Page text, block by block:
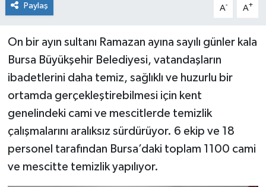
Paylaş A- A+
On bir ayın sultanı Ramazan ayına sayılı günler kala
Bursa Büyükşehir Belediyesi, vatandaşların
ibadetlerini daha temiz, sağlıklı ve huzurlu bir
ortamda gerçekleştirebilmesi için kent
genelindeki cami ve mescitlerde temizlik
çalışmalarını aralıksız sürdürüyor. 6 ekip ve 18
personel tarafından Bursa’daki toplam 1100 cami
ve mescitte temizlik yapılıyor.